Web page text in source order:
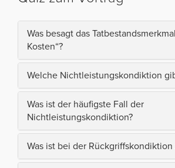
Was besagt das
Kosten“?
Welche Nichtleistungskondiktion
Was ist der häufigste Fall der
Nichtleistungskondiktion?
Was ist bei der